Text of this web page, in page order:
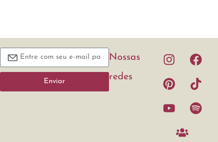
Enviar
Nossas
redes